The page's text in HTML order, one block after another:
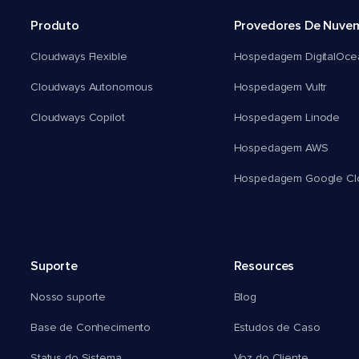
Produto
Cloudways Flexible
Cloudways Autonomous
Cloudways Copilot
Provedores De
Hospedagem
Hospedagem Vultr
Hospedagem Linode
Hospedagem AWS
Hospedagem Google
Suporte
Nosso suporte
Base de Conhecimento
Resources
Blog
Estudos de Caso